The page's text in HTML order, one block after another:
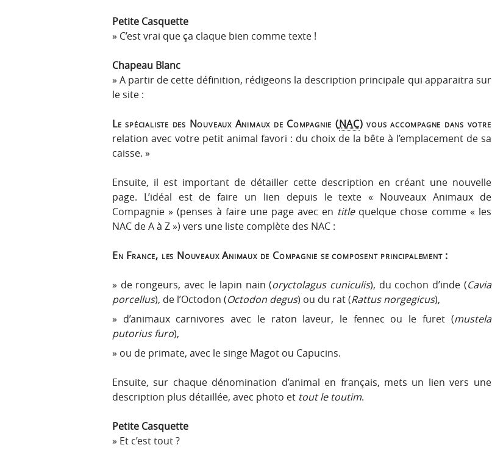
Petite Casquette
C’est vrai que ça claque bien comme texte !
Chapeau Blanc
A partir de cette définition, rédigeons la description principale qui apparaitra sur
le site :
Le spécialiste des Nouveaux Animaux de Compagnie (NAC) vous accompagne dans votre
relation avec votre petit animal favori : du choix de la bête à l’emplacement de sa
caisse. »
Ensuite, il est important de détailler cette description en créant une nouvelle
page. L’idéal est de faire un lien depuis le texte « Nouveaux Animaux de
Compagnie » (penses à faire une page avec en titlequelque chose comme « les
NAC de A à Z ») vers une liste complète des NAC :
En France, les Nouveaux Animaux de Compagnie se composent principalement :
de rongeurs, avec le lapin nain (oryctolagus cuniculis), du cochon d’inde (Cavia
porcellus), de l’Octodon (Octodon degus) ou du rat (Rattus norgegicus),
d’animaux carnivores avec le raton laveur, le fennec ou le furet (mustela
putorius furo),
ou de primate, avec le singe Magot ou Capucins.
Ensuite, sur chaque dénomination d’animal en français, mets un lien vers une
description plus détaillée, avec photo et tout le toutim.
Petite Casquette
Et c’est tout ?